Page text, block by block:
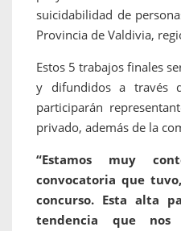
suicidabilidad de
Provincia de Valdivia,
Estos 5 trabajos finales
y difundidos a través
participarán
privado, además de la
“Estamos muy
convocatoria que
concurso. Esta alta
tendencia que